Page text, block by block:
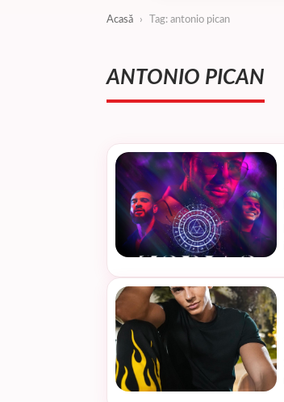
Acasă › Tag: antonio pican
ANTONIO PICAN